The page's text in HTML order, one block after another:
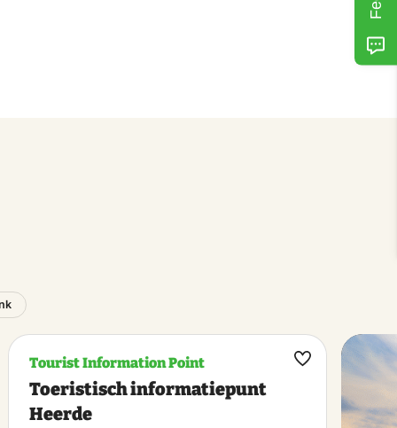
Tourist Information Point
Toeristisch informatiepunt
Heerde
Make
favorite